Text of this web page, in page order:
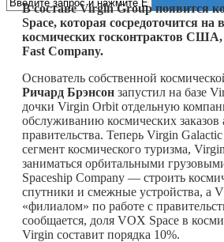
В составе Virgin Group появится
Space, которая сосредоточится на
космических госконтрактов США,
Fast Company.
Основатель собственной
Ричард Брэнсон запустил на базе
дочки Virgin Orbit отдельную
обслуживанию космических заказов
правительства. Теперь Virgin Galactic
сегмент космического туризма,
заниматься орбитальными
Spaceship Company — строить
спутники и смежные устройства, а
«филиалом» по работе с
сообщается, доля VOX Space в
Virgin составит порядка 10%.